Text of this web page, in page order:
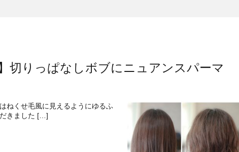
切りっぱなしボブにニュアンスパーマ
ねくせ毛風に見えるようにゆるふ
きました […]